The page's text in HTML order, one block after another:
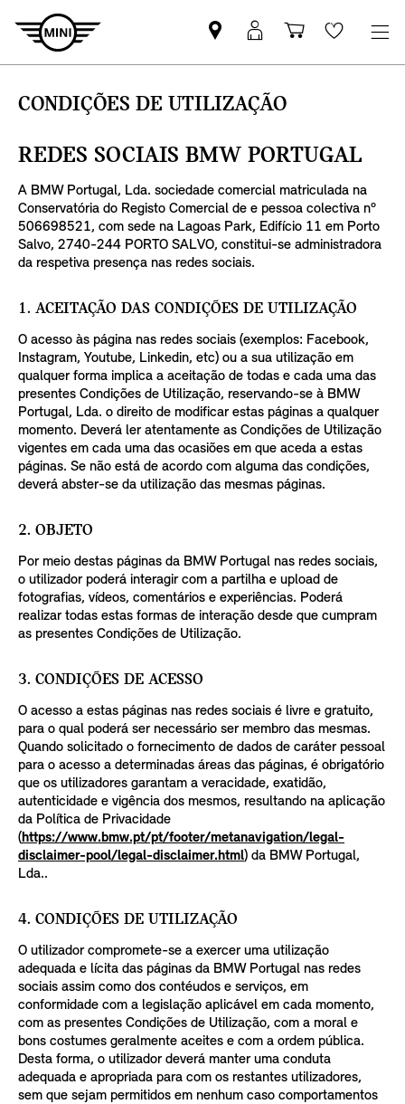
Pesquisar
parceiro
Iniciar
sessão
Carrinho
de
Wishlist
CONDIÇÕES DE UTILIZAÇÃO
REDES SOCIAIS BMW PORTUGAL
A BMW Portugal, Lda. sociedade comercial matriculada na
Conservatória do Registo Comercial de e pessoa colectiva nº
506698521, com sede na Lagoas Park, Edifício 11 em Porto
Salvo, 2740-244 PORTO SALVO, constitui-se administradora
da respetiva presença nas redes sociais.
1. ACEITAÇÃO DAS CONDIÇÕES DE UTILIZAÇÃO
O acesso às página nas redes sociais (exemplos: Facebook,
Instagram, Youtube, Linkedin, etc) ou a sua utilização em
qualquer forma implica a aceitação de todas e cada uma das
presentes Condições de Utilização, reservando-se à BMW
Portugal, Lda. o direito de modificar estas páginas a qualquer
momento. Deverá ler atentamente as Condições de Utilização
vigentes em cada uma das ocasiões em que aceda a estas
páginas. Se não está de acordo com alguma das condições,
deverá abster-se da utilização das mesmas páginas.
2. OBJETO
Por meio destas páginas da BMW Portugal nas redes sociais,
o utilizador poderá interagir com a partilha e upload de
fotografias, vídeos, comentários e experiências. Poderá
realizar todas estas formas de interação desde que cumpram
as presentes Condições de Utilização.
3. CONDIÇÕES DE ACESSO
O acesso a estas páginas nas redes sociais é livre e gratuito,
para o qual poderá ser necessário ser membro das mesmas.
Quando solicitado o fornecimento de dados de caráter pessoal
para o acesso a determinadas áreas das páginas, é obrigatório
que os utilizadores garantam a veracidade, exatidão,
autenticidade e vigência dos mesmos, resultando na aplicação
da Política de Privacidade
(https://www.bmw.pt/pt/footer/metanavigation/legal-
disclaimer-pool/legal-disclaimer.html) da BMW Portugal,
Lda..
4. CONDIÇÕES DE UTILIZAÇÃO
O utilizador compromete-se a exercer uma utilização
adequada e lícita das páginas da BMW Portugal nas redes
sociais assim como dos contéudos e serviços, em
conformidade com a legislação aplicável em cada momento,
com as presentes Condições de Utilização, com a moral e
bons costumes geralmente aceites e com a ordem pública.
Desta forma, o utilizador deverá manter uma conduta
adequada e apropriada para com os restantes utilizadores,
sem que sejam permitidos em nenhum caso comportamentos